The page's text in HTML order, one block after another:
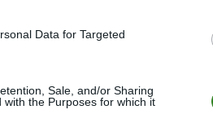
Data for Targeted
Sale, and/or Sharing
the Purposes for which it
7.